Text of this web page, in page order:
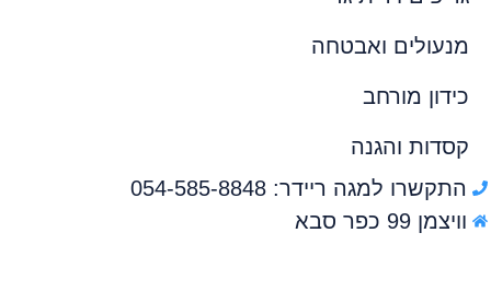
מנעולים ואבטחה
כידון מורחב
קסדות והגנה
התקשרו למגה ריידר: 054-585-8848
וויצמן 99 כפר סבא